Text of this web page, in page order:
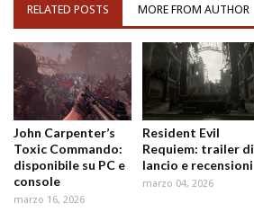
RELATED POSTS MORE FROM AUTHOR
John Carpenter’s
Toxic Commando:
disponibile su PC e
console
marzo 16, 2026
Resident Evil
Requiem: trailer di
lancio e recensioni
marzo 04, 2026